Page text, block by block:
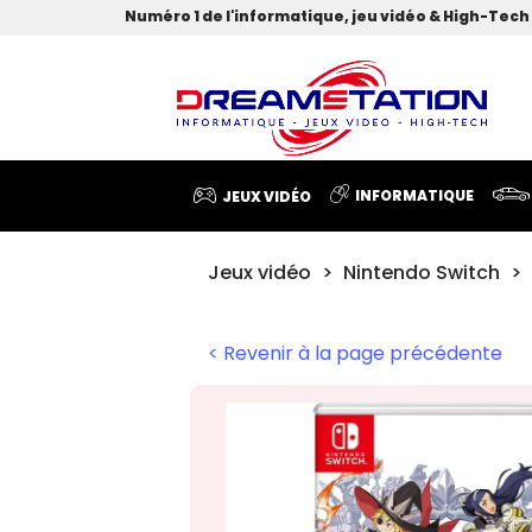
Numéro 1 de l'informatique, jeu vidéo & High-Tech
JEUX VIDÉO INFORMATIQUE
Jeux vidéo Nintendo Switch
< Revenir à la page précédente